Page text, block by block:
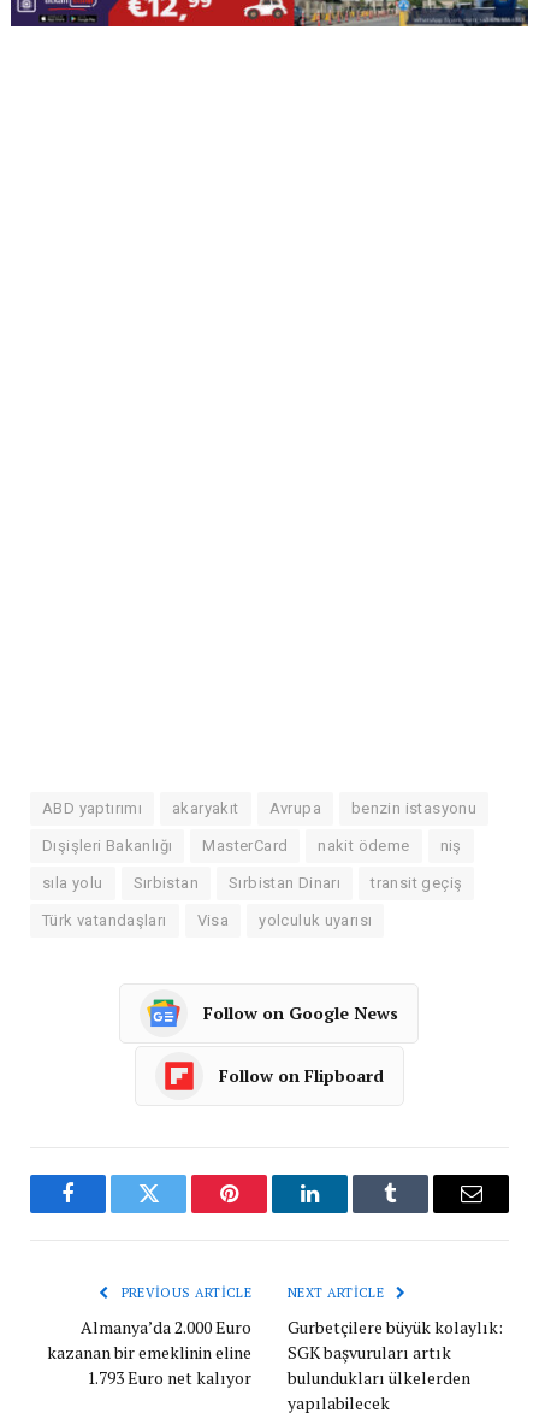
ABD yaptırımı akaryakıt Avrupa benzin istasyonu
Dışişleri Bakanlığı MasterCard nakit ödeme niş
sıla yolu Sırbistan Sırbistan Dinarı transit geçiş
Türk vatandaşları Visa yolculuk uyarısı
Follow on Google News
Follow on Flipboard
FacebookTwitter Pinterest LinkedInTumblr Email
PREVIOUS ARTICLE
Almanya’da 2.000 Euro
kazanan bir emeklinin eline
1.793 Euro net kalıyor
NEXT ARTICLE
Gurbetçilere büyük kolaylık:
SGK başvuruları artık
bulundukları ülkelerden
yapılabilecek